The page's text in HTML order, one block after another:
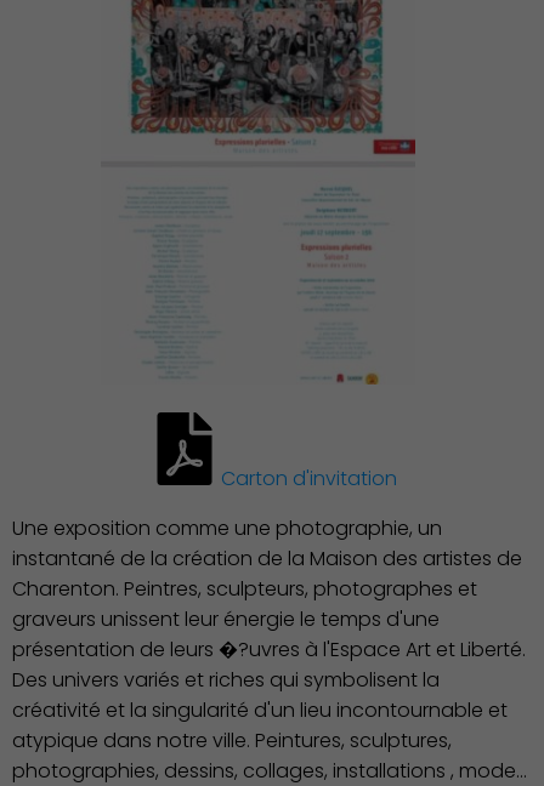
Environnement cadre de
Carton d'invitation
Une exposition comme une photographie, un
instantané de la création de la Maison des artistes de
Charenton. Peintres, sculpteurs, photographes et
graveurs unissent leur énergie le temps d'une
présentation de leurs �?uvres à l'Espace Art et Liberté.
Des univers variés et riches qui symbolisent la
créativité et la singularité d'un lieu incontournable et
atypique dans notre ville. Peintures, sculptures,
photographies, dessins, collages, installations , mode...